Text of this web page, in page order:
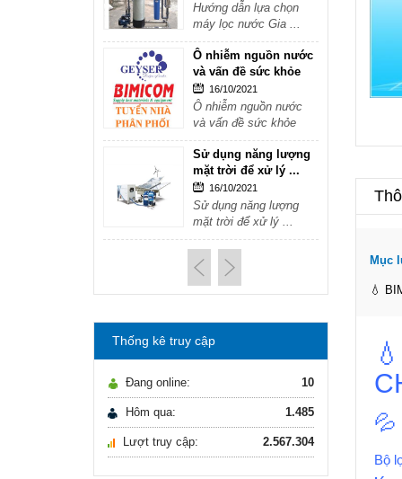
Hướng dẫn lựa chọn
máy lọc nước Gia ...
Ô nhiễm nguồn nước
và vấn đề sức khỏe
16/10/2021
Ô nhiễm nguồn nước
và vấn đề sức khỏe
Sử dụng năng lượng
mặt trời để xử lý ...
16/10/2021
Sử dụng năng lượng
mặt trời để xử lý ...
Hướng dẫn lựa chọn
máy lọc nước Gia ...
21/10/2021
máy lọc nước Gia ...
Ô nhiễm nguồn nước
và vấn đề sức khỏe
Thống kê truy cập
Đang online: 10
Hôm qua: 1.485
Lượt truy cập: 2.567.304
Mục
💧
💦
Bộ